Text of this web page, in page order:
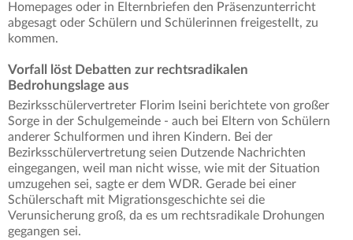
Homepages oder in Elternbriefen den Präsenzunterricht
abgesagt oder Schülern und Schülerinnen freigestellt, zu
kommen.
Vorfall löst Debatten zur rechtsradikalen
Bedrohungslage aus
Bezirksschülervertreter Florim Iseini berichtete von großer
Sorge in der Schulgemeinde - auch bei Eltern von Schülern
anderer Schulformen und ihren Kindern. Bei der
Bezirksschülervertretung seien Dutzende Nachrichten
eingegangen, weil man nicht wisse, wie mit der Situation
umzugehen sei, sagte er dem WDR. Gerade bei einer
Schülerschaft mit Migrationsgeschichte sei die
Verunsicherung groß, da es um rechtsradikale Drohungen
gegangen sei.